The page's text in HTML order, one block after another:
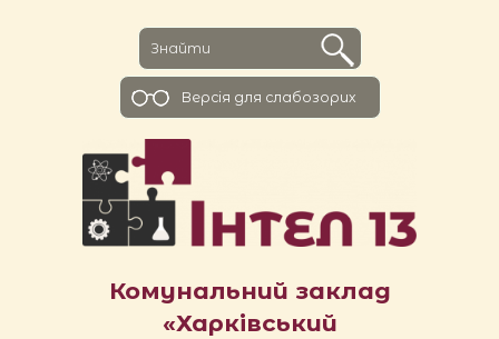
Комунальний заклад
«Харківський
Версiя для слабозорих